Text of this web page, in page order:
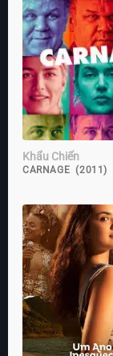
Khẩu Chiến
CARNAGE (2011)